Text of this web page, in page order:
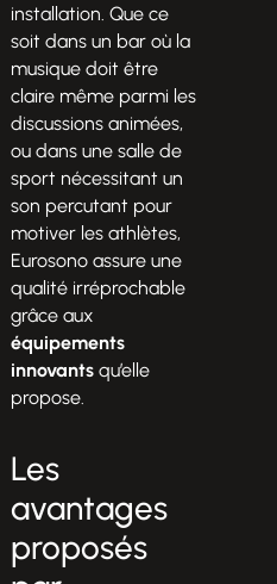
installation. Que ce
soit dans un bar où la
musique doit être
claire même parmi les
discussions animées,
ou dans une salle de
sport nécessitant un
son percutant pour
motiver les athlètes,
Eurosono assure une
qualité irréprochable
grâce aux
équipements
innovants qu’elle
propose.
Les
avantages
proposés